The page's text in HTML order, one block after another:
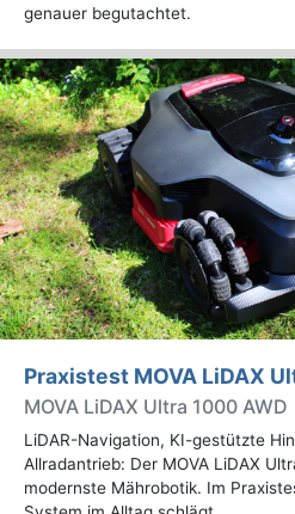
genauer begutachtet.
Praxistest MOVA LiDAX
MOVA LiDAX Ultra 1000 AWD
LiDAR-Navigation, KI-gestützte
Allradantrieb: Der MOVA LiDAX
modernste Mährobotik. Im